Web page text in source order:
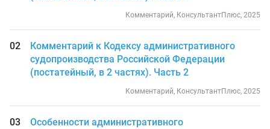
Комментарий, КонсультантПлюс, 2025
Комментарий к Кодексу административного
судопроизводства Российской Федерации
(постатейный, в 2 частях). Часть 2
Комментарий, КонсультантПлюс, 2025
Особенности административного